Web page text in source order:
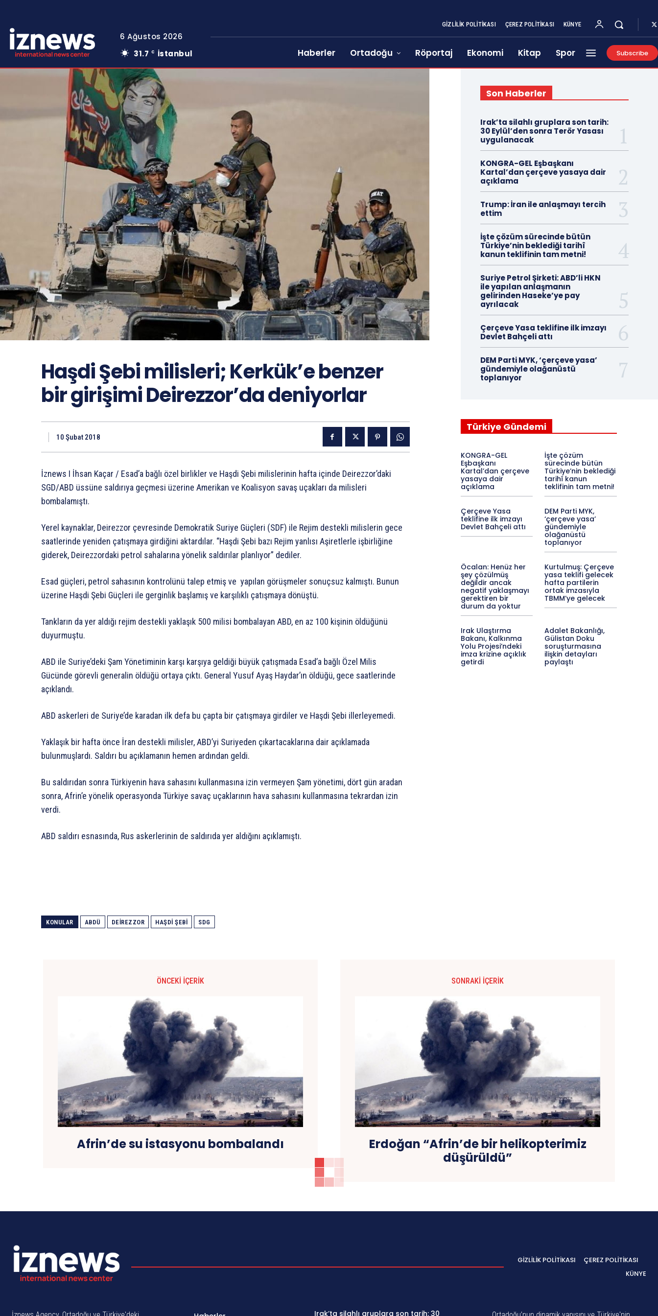
6 Ağustos 2026
31.7 C İstanbul
GIZLILIK POLITIKASI ÇEREZ POLITIKASI KÜNYE
Haberler Ortadoğu Röportaj Ekonomi Kitap Spor Subscribe
Haşdi Şebi milisleri; Kerkük’e benzer
bir girişimi Deirezzor’da deniyorlar
10 Şubat 2018
İznews I İhsan Kaçar / Esad’a bağlı özel birlikler ve Haşdi Şebi milislerinin hafta içinde Deirezzor’daki
SGD/ABD üssüne saldırıya geçmesi üzerine Amerikan ve Koalisyon savaş uçakları da milisleri
bombalamıştı.
Yerel kaynaklar, Deirezzor çevresinde Demokratik Suriye Güçleri (SDF) ile Rejim destekli milislerin gece
saatlerinde yeniden çatışmaya girdiğini aktardılar. “Haşdi Şebi bazı Rejim yanlısı Aşiretlerle işbirliğine
giderek, Deirezzordaki petrol sahalarına yönelik saldırılar planlıyor” dediler.
Esad güçleri, petrol sahasının kontrolünü talep etmiş ve yapılan görüşmeler sonuçsuz kalmıştı. Bunun
üzerine Haşdi Şebi Güçleri ile gerginlik başlamış ve karşılıklı çatışmaya dönüştü.
Tankların da yer aldığı rejim destekli yaklaşık 500 milisi bombalayan ABD, en az 100 kişinin öldüğünü
duyurmuştu.
ABD ile Suriye’deki Şam Yönetiminin karşı karşıya geldiği büyük çatışmada Esad’a bağlı Özel Milis
Gücünde görevli generalin öldüğü ortaya çıktı. General Yusuf Ayaş Haydar’ın öldüğü, gece saatlerinde
açıklandı.
ABD askerleri de Suriye’de karadan ilk defa bu çapta bir çatışmaya girdiler ve Haşdi Şebi illerleyemedi.
Yaklaşık bir hafta önce İran destekli milisler, ABD’yi Suriyeden çıkartacaklarına dair açıklamada
bulunmuşlardı. Saldırı bu açıklamanın hemen ardından geldi.
Bu saldırıdan sonra Türkiyenin hava sahasını kullanmasına izin vermeyen Şam yönetimi, dört gün aradan
sonra, Afrin’e yönelik operasyonda Türkiye savaç uçaklarının hava sahasını kullanmasına tekrardan izin
verdi.
ABD saldırı esnasında, Rus askerlerinin de saldırıda yer aldığını açıklamıştı.
KONULAR ABDÜ DEIREZZOR HAŞDI ŞEBI SDG
Son Haberler
Irak’ta silahlı gruplara son tarih:
30 Eylül’den sonra Terör Yasası
uygulanacak
KONGRA-GEL Eşbaşkanı
Kartal’dan çerçeve yasaya dair
açıklama
Trump: İran ile anlaşmayı tercih
ettim
İşte çözüm sürecinde bütün
Türkiye’nin beklediği tarihî
kanun teklifinin tam metni!
Suriye Petrol Şirketi: ABD’li HKN
ile yapılan anlaşmanın
gelirinden Haseke’ye pay
ayrılacak
Çerçeve Yasa teklifine ilk imzayı
Devlet Bahçeli attı
DEM Parti MYK, ‘çerçeve yasa’
gündemiyle olağanüstü
toplanıyor
Türkiye Gündemi
KONGRA-GEL
Eşbaşkanı
Kartal’dan çerçeve
yasaya dair
açıklama
İşte çözüm
sürecinde bütün
Türkiye’nin beklediği
tarihî kanun
teklifinin tam metni!
Çerçeve Yasa
teklifine ilk imzayı
Devlet Bahçeli attı
DEM Parti MYK,
‘çerçeve yasa’
gündemiyle
olağanüstü
toplanıyor
Öcalan: Henüz her
şey çözülmüş
değildir ancak
negatif yaklaşmayı
gerektiren bir
durum da yoktur
Kurtulmuş: Çerçeve
yasa teklifi gelecek
hafta partilerin
ortak imzasıyla
TBMM’ye gelecek
Irak Ulaştırma
Bakanı, Kalkınma
Yolu Projesi’ndeki
imza krizine açıklık
getirdi
Adalet Bakanlığı,
Gülistan Doku
soruşturmasına
ilişkin detayları
paylaştı
ÖNCEKI İÇERIK
Afrin’de su istasyonu bombalandı
SONRAKI İÇERIK
Erdoğan “Afrin’de bir helikopterimiz
düşürüldü”
GIZLILIK POLITIKASI
ÇEREZ POLITIKASI
KÜNYE
Irak’ta silahlı gruplara son tarih: 30